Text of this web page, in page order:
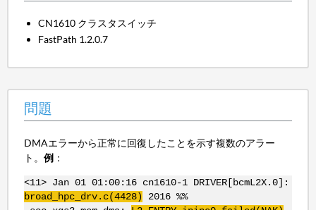
CN1610 クラスタスイッチ
FastPath 1.2.0.7
問題
DMAエラーから正常に回復したことを示す複数のアラー
ト。 例：
<11> Jan 01 01:00:16 cn1610-1 DRIVER[bcmL2X.0]:
broad_
hpc_drv.c(4428)
2016 %%